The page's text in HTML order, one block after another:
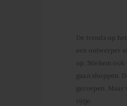
De trends op
een ontwerper
op. Stiekem
gaan shoppen.
geroepen.
rijtje.